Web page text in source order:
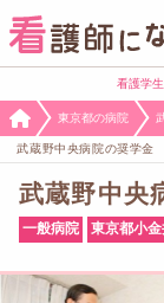
看護学
東京都の病院
武蔵野中央病院の奨学金
武蔵野中央
一般病院 東京都小